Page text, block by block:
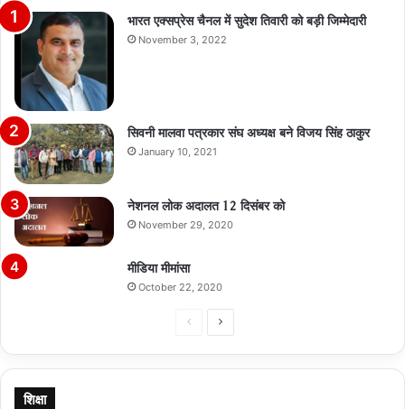
भारत एक्सप्रेस चैनल में सुदेश तिवारी को बड़ी जिम्मेदारी
November 3, 2022
सिवनी मालवा पत्रकार संघ अध्यक्ष बने विजय सिंह ठाकुर
January 10, 2021
नेशनल लोक अदालत 12 दिसंबर को
November 29, 2020
मीडिया मीमांसा
October 22, 2020
PreviousNext
शिक्षा